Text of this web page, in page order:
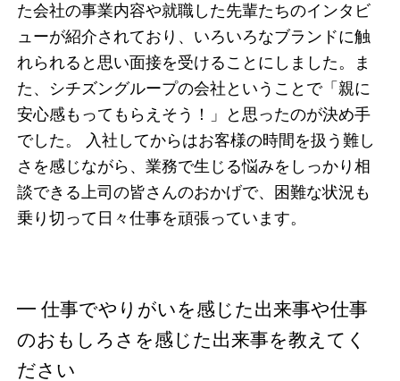
た会社の事業内容や就職した先輩たちのインタビ
ューが紹介されており、いろいろなブランドに触
れられると思い面接を受けることにしました。ま
た、シチズングループの会社ということで「親に
安心感もってもらえそう！」と思ったのが決め手
でした。 入社してからはお客様の時間を扱う難し
さを感じながら、業務で生じる悩みをしっかり相
談できる上司の皆さんのおかげで、困難な状況も
乗り切って日々仕事を頑張っています。
━ 仕事でやりがいを感じた出来事や仕事
のおもしろさを感じた出来事を教えてく
ださい